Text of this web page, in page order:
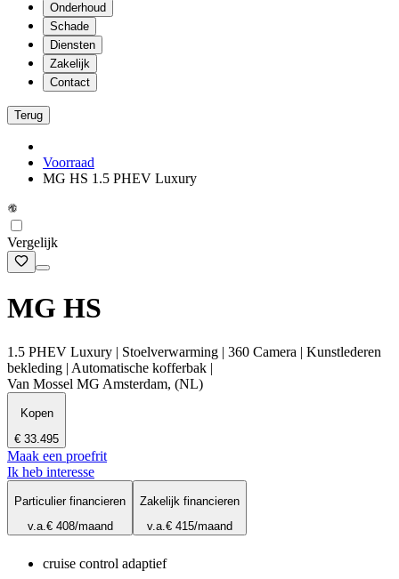
Onderhoud
Schade
Diensten
Zakelijk
Contact
Terug
Voorraad
MG HS 1.5 PHEV Luxury
Vergelijk
MG HS
1.5 PHEV Luxury | Stoelverwarming | 360 Camera | Kunstlederen
bekleding | Automatische kofferbak |
Van Mossel MG Amsterdam, (NL)
Kopen
€ 33.495
Maak een proefrit
Ik heb interesse
Particulier financieren
v.a.€ 408/maand
Zakelijk financieren
v.a.€ 415/maand
cruise control adaptief